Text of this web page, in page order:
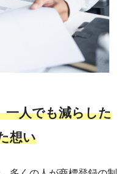
一人でも減らした
想い